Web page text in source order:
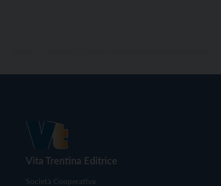
Vita Trentina Editrice
Società Cooperativa